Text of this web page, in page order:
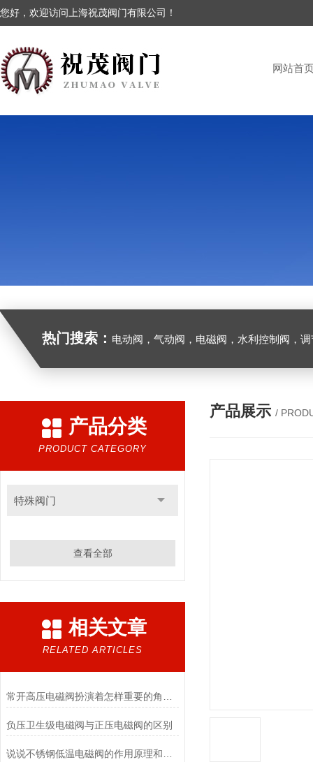
您好，欢迎访问上海祝茂阀门有限公司！
网站首
热门搜索： 电动阀，气动阀，电磁阀，水利控制阀，调节
产品分类
PRODUCT CATEGORY
特殊阀门
查看全部
相关文章
RELATED ARTICLES
负压卫生级电磁阀与正压电磁阀的区别
产品展示 /